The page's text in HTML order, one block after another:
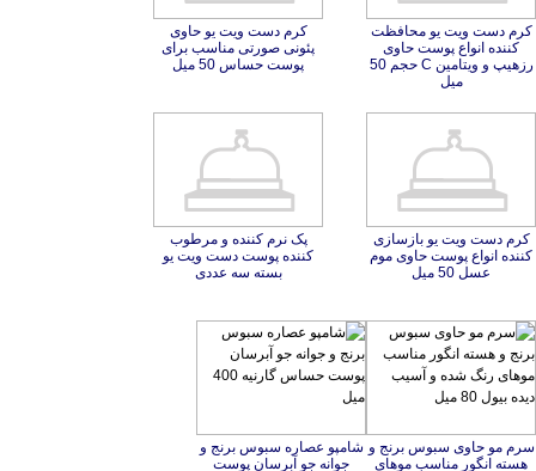
کرم دست ویت یو محافظت
کننده انواع پوست حاوی
رزهیپ و ویتامین C حجم 50
میل
کرم دست ویت یو حاوی
پئونی صورتی مناسب برای
پوست حساس 50 میل
کرم دست ویت یو بازسازی
کننده انواع پوست حاوی موم
عسل 50 میل
پک نرم کننده و مرطوب
کننده پوست دست ویت یو
بسته سه عددی
سرم مو حاوی سبوس برنج و
هسته انگور مناسب موهای
رنگ شده و آسیب دیده بیول شامپو عصاره سبوس برنج و
جوانه جو آبرسان پوست